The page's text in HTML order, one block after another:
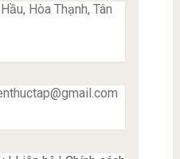
Hòa Thạnh, Tân